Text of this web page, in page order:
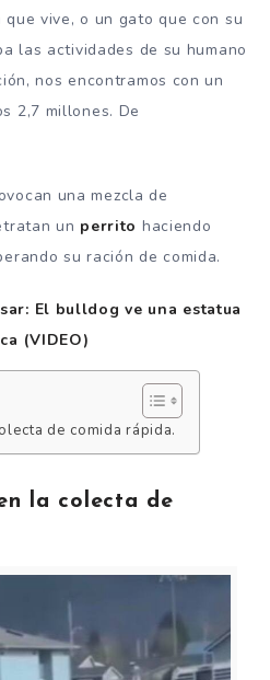
vive, o un gato que con su
las actividades de su humano
nos encontramos con un
2,7 millones. De
una mezcla de
un perrito haciendo
su ración de comida.
El bulldog ve una estatua
(VIDEO)
de comida rápida.
la colecta de